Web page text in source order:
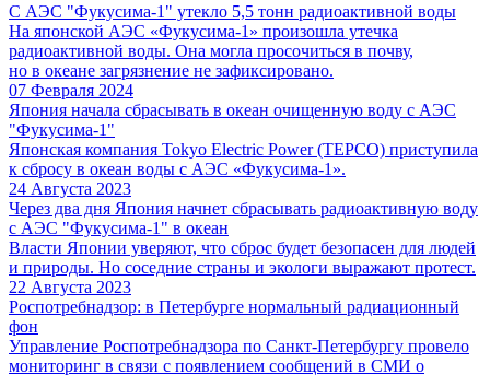
С АЭС "Фукусима-1" утекло 5,5 тонн радиоактивной воды
На японской АЭС «Фукусима-1» произошла утечка
радиоактивной воды. Она могла просочиться в почву,
но в океане загрязнение не зафиксировано.
07 Февраля 2024
Япония начала сбрасывать в океан очищенную воду с АЭС
"Фукусима-1"
Японская компания Tokyo Electric Power (TEPCO) приступила
к сбросу в океан воды с АЭС «Фукусима-1».
24 Августа 2023
Через два дня Япония начнет сбрасывать радиоактивную воду
с АЭС "Фукусима-1" в океан
Власти Японии уверяют, что сброс будет безопасен для людей
и природы. Но соседние страны и экологи выражают протест.
22 Августа 2023
Роспотребнадзор: в Петербурге нормальный радиационный
фон
Управление Роспотребнадзора по Санкт-Петербургу провело
мониторинг в связи с появлением сообщений в СМИ о